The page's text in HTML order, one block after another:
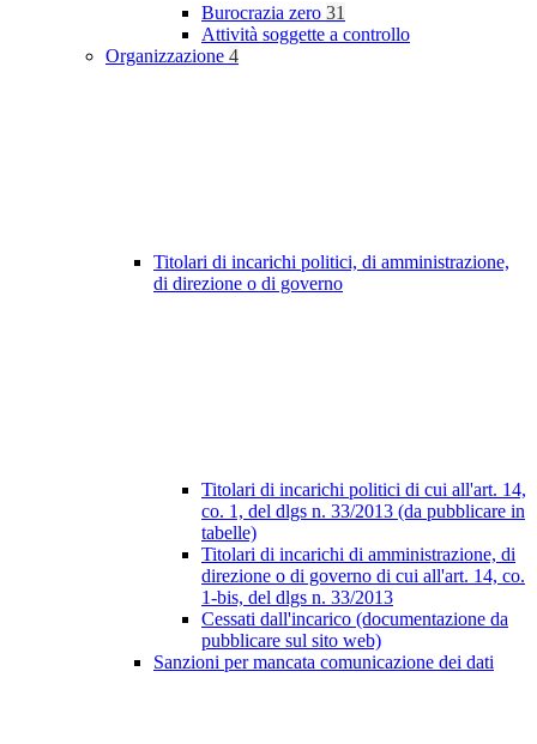
Burocrazia zero 31
Attività soggette a controllo
Organizzazione 4
Titolari di incarichi politici, di amministrazione,
di direzione o di governo
Titolari di incarichi politici di cui all'art. 14,
co. 1, del dlgs n. 33/2013 (da pubblicare in
tabelle)
Titolari di incarichi di amministrazione, di
direzione o di governo di cui all'art. 14, co.
1-bis, del dlgs n. 33/2013
Cessati dall'incarico (documentazione da
pubblicare sul sito web)
Sanzioni per mancata comunicazione dei dati